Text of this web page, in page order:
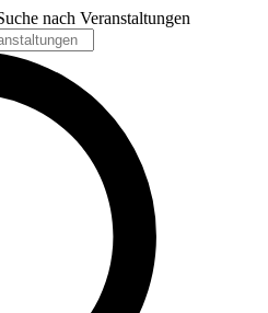
nach Veranstaltungen